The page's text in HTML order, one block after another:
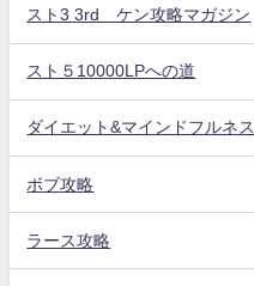
スト3 3rd ケン攻略マガジン
スト５10000LPへの道
ダイエット&マインドフルネス
ボブ攻略
ラース攻略